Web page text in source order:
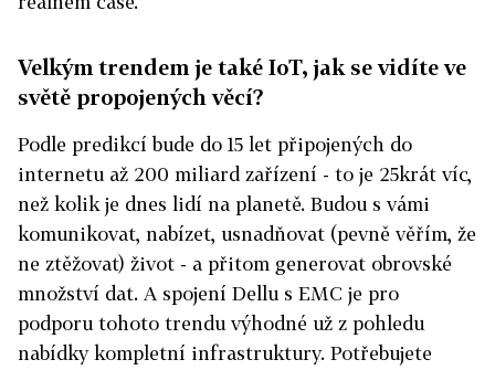
Velkým trendem je také IoT, jak se vidíte ve
světě propojených věcí?
Podle predikcí bude do 15 let připojených do
internetu až 200 miliard zařízení - to je 25krát víc,
než kolik je dnes lidí na planetě. Budou s vámi
komunikovat, nabízet, usnadňovat (pevně věřím, že
ne ztěžovat) život - a přitom generovat obrovské
množství dat. A spojení Dellu s EMC je pro
podporu tohoto trendu výhodné už z pohledu
nabídky kompletní infrastruktury. Potřebujete